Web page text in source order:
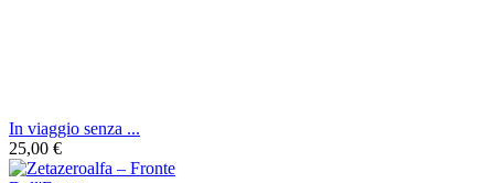
In viaggio senza ...
25,00 €